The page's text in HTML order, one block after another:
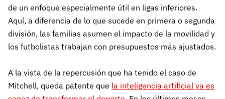
de un enfoque especialmente útil en ligas inferiores.
Aquí, a diferencia de lo que sucede en primera o segunda
división, las familias asumen el impacto de la movilidad y
los futbolistas trabajan con presupuestos más ajustados.
A la vista de la repercusión que ha tenido el caso de
Mitchell, queda patente que la inteligencia artificial ya es